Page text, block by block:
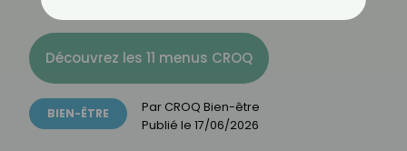
Découvrez les 11 menus CROQ
BIEN-ÊTRE Par CROQ Bien-être
Publié le 17/06/2026